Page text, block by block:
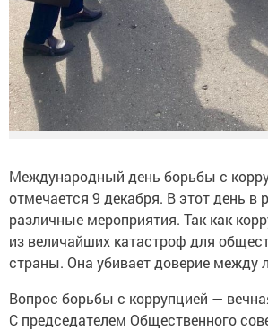
Международный день борьбы с
отмечается 9 декабря. В этот день в
различные мероприятия. Так как
из величайших катастроф для
страны. Она убивает доверие между
Вопрос борьбы с коррупцией —
С председателем Общественного